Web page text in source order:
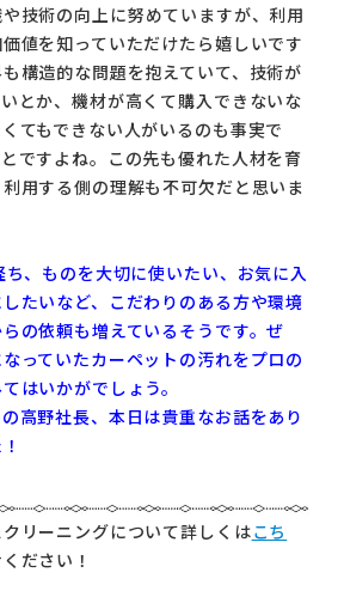
技術の向上に努めていますが、利用
値を知っていただけたら嬉しいです
構造的な問題を抱えていて、技術が
とか、機材が高くて購入できないな
てもできない人がいるのも事実で
ですよね。この先も優れた人材を育
用する側の理解も不可欠だと思いま
、ものを大切に使いたい、お気に入
たいなど、こだわりのある方や環境
の依頼も増えているそうです。ぜ
っていたカーペットの汚れをプロの
はいかがでしょう。
高野社長、本日は貴重なお話をあり
リーニングについて詳しくはこち
ださい！